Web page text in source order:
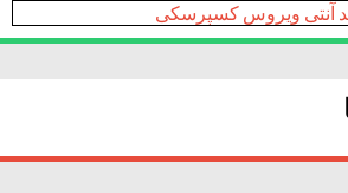
آنتی ویروس کسپرسکی